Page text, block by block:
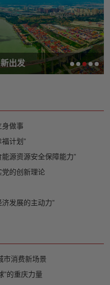
出发
身做事
计划”
源资源安全保障能力”
党的创新理论
发展的主动力”
市消费新场景
”的重庆力量